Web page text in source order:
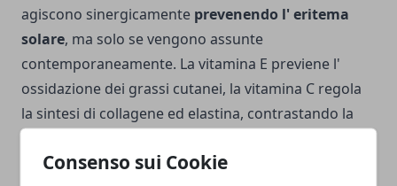
Consenso sui Cookie
agiscono sinergicamente prevenendo l' eritema
solare, ma solo se vengono assunte
contemporaneamente. La vitamina E previene l'
ossidazione dei grassi cutanei, la vitamina C regola
la sintesi di collagene ed elastina, contrastando la
queste fondamentali vitamine, la mattina prima di